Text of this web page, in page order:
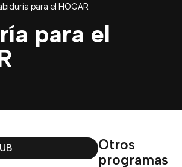
para el HOGAR
para el
Otros
programas